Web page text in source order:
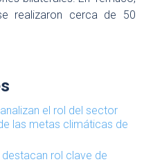
realizaron cerca de 50
el rol del sector
las metas climáticas de
rol clave de